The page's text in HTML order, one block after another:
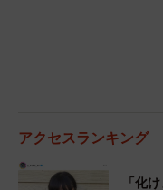
アクセスランキング
「化